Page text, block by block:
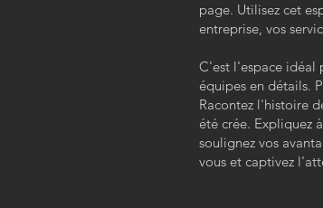
page. Utilisez cet
entreprise, vos
C'est l'espace idéal
équipes en détails.
Racontez l'histoire
été crée. Expliquez
soulignez vos
vous et captivez